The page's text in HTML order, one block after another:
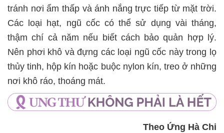
tránh nơi ẩm thấp và ánh nắng trực tiếp từ mặt trời.
Các loại hạt, ngũ cốc có thể sử dụng vài tháng,
thậm chí cả năm nếu biết cách bảo quản hợp lý.
Nên phơi khô và đựng các loại ngũ cốc này trong lọ
thủy tinh, hộp kín hoặc buộc nylon kín, treo ở những
nơi khô ráo, thoáng mát.
Theo Ứng Hà Chi